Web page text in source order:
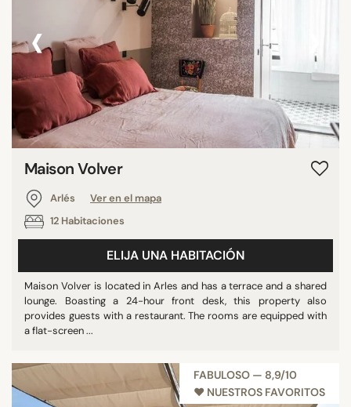
‹ ›
Maison Volver
Arlés
Ver en el mapa
12 Habitaciones
ELIJA UNA HABITACIÓN
Maison Volver is located in Arles and has a terrace and a shared
lounge. Boasting a 24-hour front desk, this property also
provides guests with a restaurant. The rooms are equipped with
a flat-screen ...
FABULOSO — 8,9/10
♥︎ NUESTROS FAVORITOS